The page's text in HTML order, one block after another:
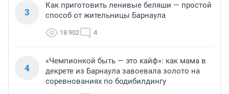
3
Как приготовить ленивые беляши — простой
способ от жительницы Барнаула
18 902 4
4
«Чемпионкой быть — это кайф»: как мама в
декрете из Барнаула завоевала золото на
соревнованиях по бодибилдингу